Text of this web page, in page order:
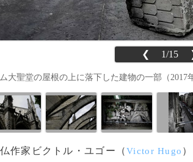
❮ 1/15
大聖堂の屋根の上に落下した建物の一部（2017
作家ビクトル・ユゴー（Victor Hugo